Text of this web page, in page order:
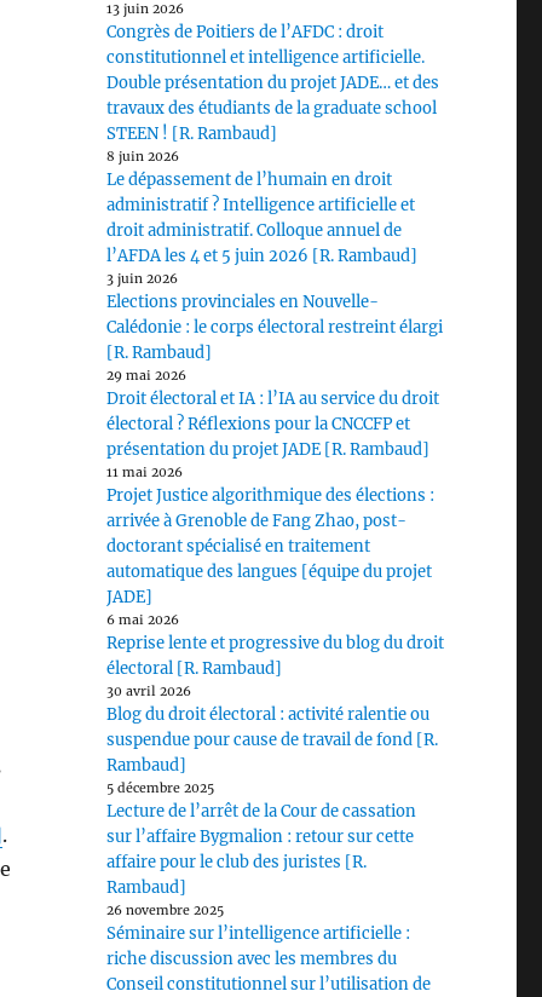
.
13 juin 2026
Congrès de Poitiers de l’AFDC : droit
constitutionnel et intelligence artificielle.
Double présentation du projet JADE… et des
travaux des étudiants de la graduate school
STEEN ! [R. Rambaud]
8 juin 2026
Le dépassement de l’humain en droit
administratif ? Intelligence artificielle et
droit administratif. Colloque annuel de
l’AFDA les 4 et 5 juin 2026 [R. Rambaud]
3 juin 2026
Elections provinciales en Nouvelle-
Calédonie : le corps électoral restreint élargi
[R. Rambaud]
29 mai 2026
Droit électoral et IA : l’IA au service du droit
électoral ? Réflexions pour la CNCCFP et
présentation du projet JADE [R. Rambaud]
11 mai 2026
Projet Justice algorithmique des élections :
arrivée à Grenoble de Fang Zhao, post-
doctorant spécialisé en traitement
automatique des langues [équipe du projet
JADE]
6 mai 2026
Reprise lente et progressive du blog du droit
électoral [R. Rambaud]
30 avril 2026
Blog du droit électoral : activité ralentie ou
suspendue pour cause de travail de fond [R.
Rambaud]
5 décembre 2025
Lecture de l’arrêt de la Cour de cassation
sur l’affaire Bygmalion : retour sur cette
affaire pour le club des juristes [R.
Rambaud]
26 novembre 2025
Séminaire sur l’intelligence artificielle :
riche discussion avec les membres du
Conseil constitutionnel sur l’utilisation de